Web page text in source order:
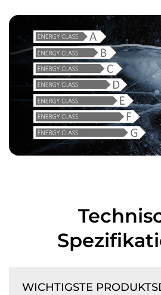
WICHTIGSTE